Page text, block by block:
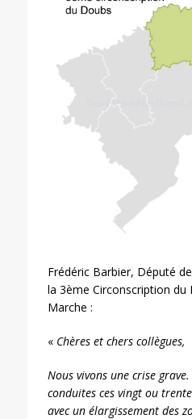
Frédéric Barbier, Député
la 3ème Circonscription du
Marche :
« Chères et chers collègues,
Nous vivons une crise
conduites ces vingt ou
avec un élargissement des